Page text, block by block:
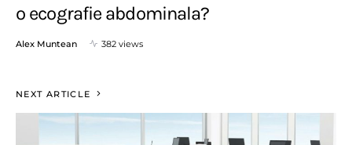
o ecografie abdominala?
Alex Muntean 382 views
NEXT ARTICLE